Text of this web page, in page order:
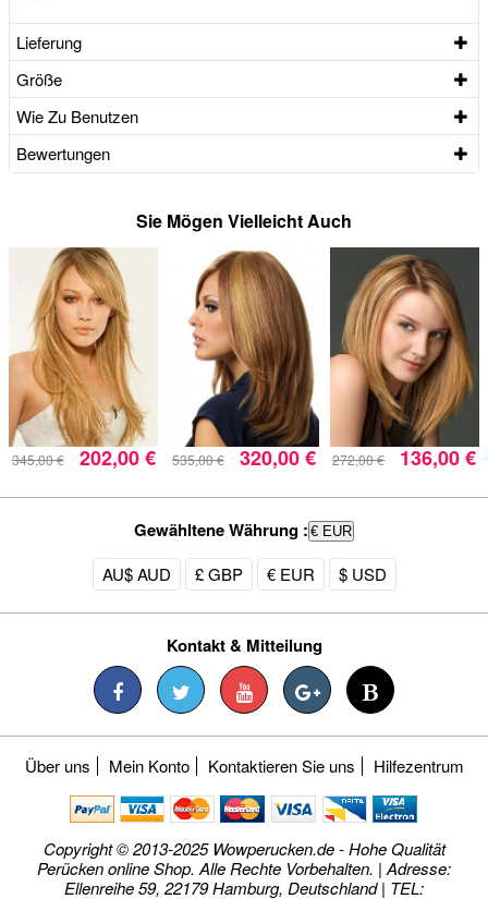
Lieferung
Größe
Wie Zu Benutzen
Bewertungen
Sie Mögen Vielleicht Auch
345,00 € 202,00 € 535,00 € 320,00 € 272,00 € 136,00 €
Gewähltene Währung : € EUR
AU$ AUD £ GBP € EUR $ USD
Kontakt & Mitteilung
Über uns Mein Konto Kontaktieren Sie uns Hilfezentrum
Copyright © 2013-2025 Wowperucken.de - Hohe Qualität
Perücken online Shop. Alle Rechte Vorbehalten. | Adresse:
Ellenreihe 59, 22179 Hamburg, Deutschland | TEL: